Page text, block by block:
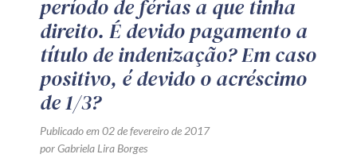
período de férias a que tinha
direito. É devido pagamento a
título de indenização? Em caso
positivo, é devido o acréscimo
de 1/3?
Publicado em 02 de fevereiro de 2017
por Gabriela Lira Borges